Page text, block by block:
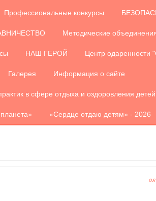
Профессиональные конкурсы
Методические
НАШ ГЕРОЙ Центр одаренности
Галерея Информация о сайте
в сфере отдыха и оздоровления детей
«Сердце отдаю детям» - 2026